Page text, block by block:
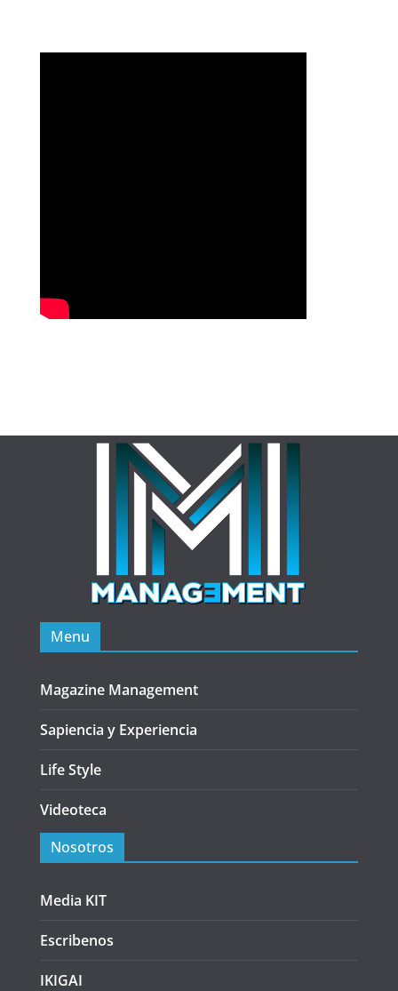
Menu
Magazine Management
Sapiencia y Experiencia
Life Style
Videoteca
Nosotros
Media KIT
Escribenos
IKIGAI